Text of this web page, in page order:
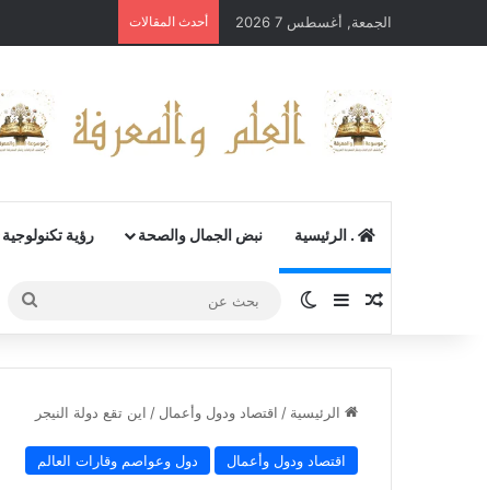
الجمعة, أغسطس 7 2026 أحدث المقالات
. الرئيسية نبض الجمال والصحة رؤية تكنولوجية
مقال عشوائي
إضافة عمود جانبي
الوضع المظلم
بحث
عن
الرئيسية / اقتصاد ودول وأعمال / اين تقع دولة النيجر
اقتصاد ودول وأعمال دول وعواصم وقارات العالم